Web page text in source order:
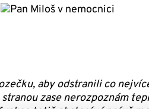
aby odstranili co
zase nerozpoznám